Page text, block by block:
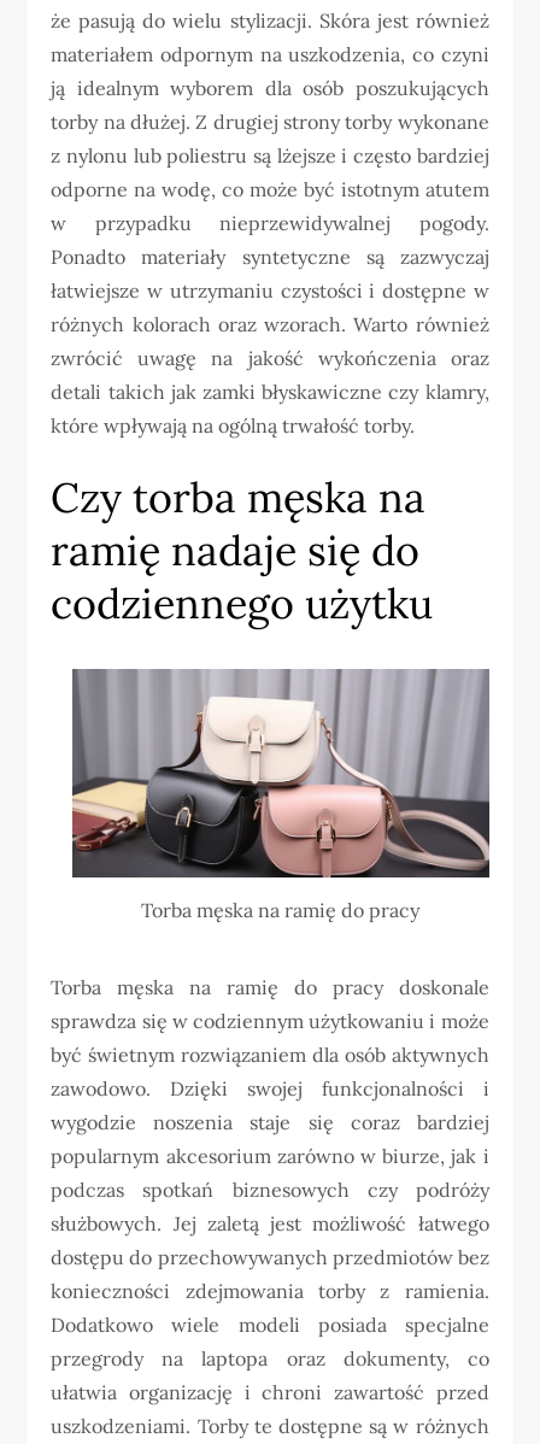
że pasują do wielu stylizacji. Skóra jest również
materiałem odpornym na uszkodzenia, co czyni
ją idealnym wyborem dla osób poszukujących
torby na dłużej. Z drugiej strony torby wykonane
z nylonu lub poliestru są lżejsze i często bardziej
odporne na wodę, co może być istotnym atutem
w przypadku nieprzewidywalnej pogody.
Ponadto materiały syntetyczne są zazwyczaj
łatwiejsze w utrzymaniu czystości i dostępne w
różnych kolorach oraz wzorach. Warto również
zwrócić uwagę na jakość wykończenia oraz
detali takich jak zamki błyskawiczne czy klamry,
które wpływają na ogólną trwałość torby.
Czy torba męska na
ramię nadaje się do
codziennego użytku
Torba męska na ramię do pracy
Torba męska na ramię do pracy doskonale
sprawdza się w codziennym użytkowaniu i może
być świetnym rozwiązaniem dla osób aktywnych
zawodowo. Dzięki swojej funkcjonalności i
wygodzie noszenia staje się coraz bardziej
popularnym akcesorium zarówno w biurze, jak i
podczas spotkań biznesowych czy podróży
służbowych. Jej zaletą jest możliwość łatwego
dostępu do przechowywanych przedmiotów bez
konieczności zdejmowania torby z ramienia.
Dodatkowo wiele modeli posiada specjalne
przegrody na laptopa oraz dokumenty, co
ułatwia organizację i chroni zawartość przed
uszkodzeniami. Torby te dostępne są w różnych